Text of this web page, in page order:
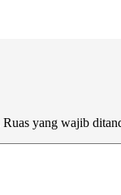
Ruas yang wajib